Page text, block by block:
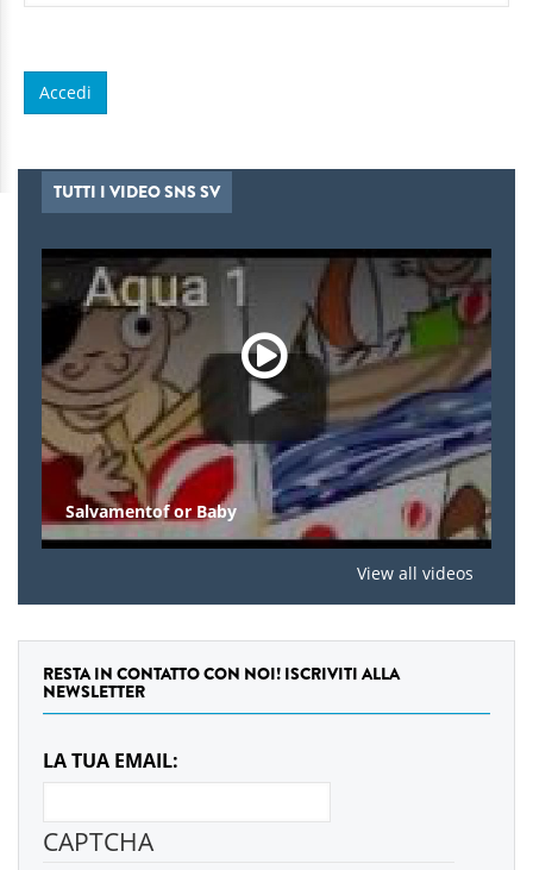
TUTTI I VIDEO SNS SV
Salvamentof or Baby
View all videos
RESTA IN CONTATTO CON NOI! ISCRIVITI ALLA
NEWSLETTER
LA TUA EMAIL:
CAPTCHA